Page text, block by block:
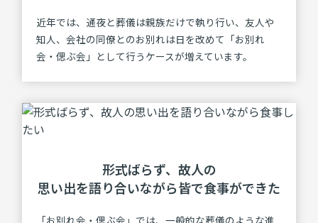
近年では、通夜と葬儀は親族だけで執り行い、友人や
知人、会社の同僚とのお別れは日を改めて「お別れ
会・偲ぶ会」として行うケースが増えています。
形式ばらず、故⼈の
思い出を語り合いながら皆で⾷事ができた
「お別れ会・偲ぶ会」では、一般的な葬儀のような進